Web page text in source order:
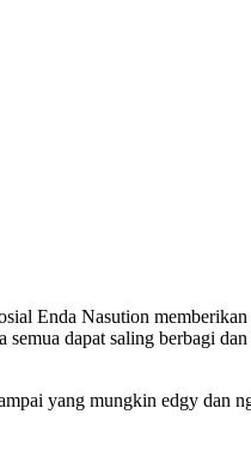
Enda Nasution
dapat saling berbagi
yang mungkin edgy dan